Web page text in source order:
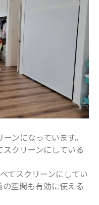
ンになっています。
クリーンにしている
てスクリーンにしてい
空間も有効に使える